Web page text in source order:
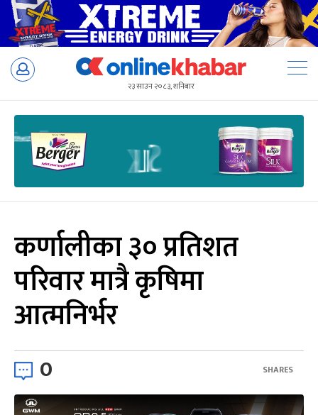
Skip
२३ साउन २०८३, शनिबार
कर्णालीका ३० प्रतिशत
परिवार मात्रै कृषिमा
आत्मनिर्भर
0 SHARES